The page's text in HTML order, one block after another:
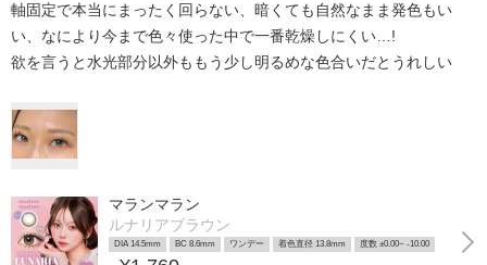
軸固定で本当にまったく回らない、暗くても自然なまま発色もい
い、なにより今まで色々使った中で一番乾燥しにくい…!
欲を言うと水光部分以外ももう少し明るめな色合いだとうれしい
マランマラン
ルナリアブラウン
DIA 14.5mm BC 8.6mm ワンデー 着色直径 13.8mm 度数 ±0.00~ -10.00